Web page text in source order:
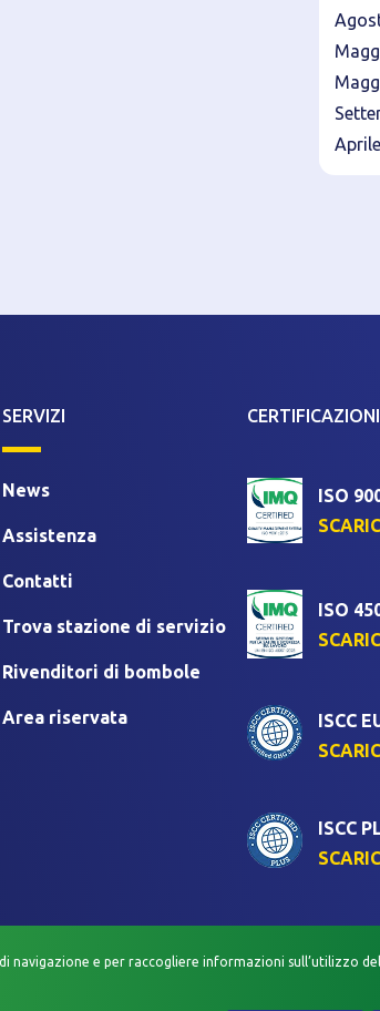
SERVIZI
News
Assistenza
Contatti
Trova stazione di servizio
Rivenditori di bombole
Area riservata
CERTIFICAZIONI
ISO
ISO
ISCC
ISCC
e per raccogliere informazioni sull’utilizzo